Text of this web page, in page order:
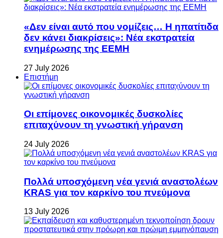
«Δεν είναι αυτό που νομίζεις… Η ηπατίτιδα
δεν κάνει διακρίσεις»: Νέα εκστρατεία
ενημέρωσης της ΕΕΜΗ
27 July 2026
Επιστήμη
Οι επίμονες οικονομικές δυσκολίες
επιταχύνουν τη γνωστική γήρανση
24 July 2026
Πολλά υποσχόμενη νέα γενιά αναστολέων
KRAS για τον καρκίνο του πνεύμονα
13 July 2026